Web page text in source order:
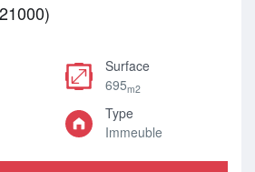
Surface
695m2
Type
Immeuble